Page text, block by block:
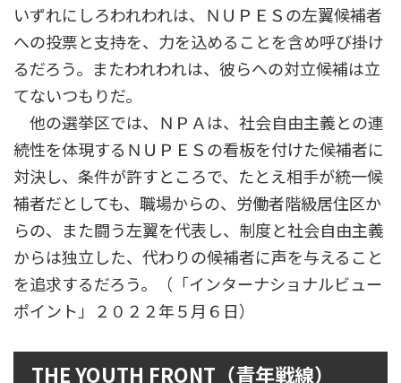
いずれにしろわれわれは、ＮＵＰＥＳの左翼候補者
への投票と支持を、力を込めることを含め呼び掛け
るだろう。またわれわれは、彼らへの対立候補は立
てないつもりだ。
他の選挙区では、ＮＰＡは、社会自由主義との連
続性を体現するＮＵＰＥＳの看板を付けた候補者に
対決し、条件が許すところで、たとえ相手が統一候
補者だとしても、職場からの、労働者階級居住区か
らの、また闘う左翼を代表し、制度と社会自由主義
からは独立した、代わりの候補者に声を与えること
を追求するだろう。（「インターナショナルビュー
ポイント」２０２２年５月６日）
THE YOUTH FRONT（青年戦線）